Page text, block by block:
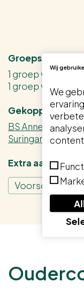
1 groep van 4 tot 8
1 groep van 7 tot 13
Gekoppelde
BS Anne Frank
Suringar
Extra aanbod
Voorschoolse
Wij
We